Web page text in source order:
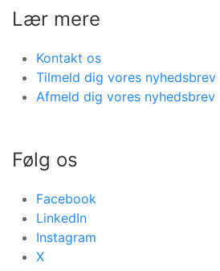
Lær mere
Kontakt os
Tilmeld dig vores nyhedsbrev
Afmeld dig vores nyhedsbrev
Følg os
Facebook
LinkedIn
Instagram
X